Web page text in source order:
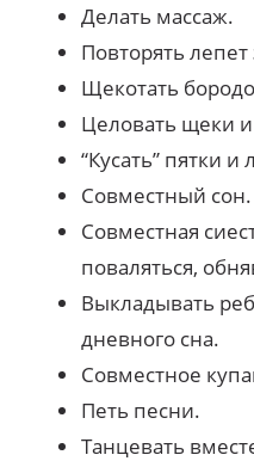
Делать массаж.
Повторять
Щекотать
Целовать щеки
“Кусать” пятки
Совместный сон.
Совместная
поваляться,
Выкладывать
дневного сна.
Совместное
Петь песни.
Танцевать